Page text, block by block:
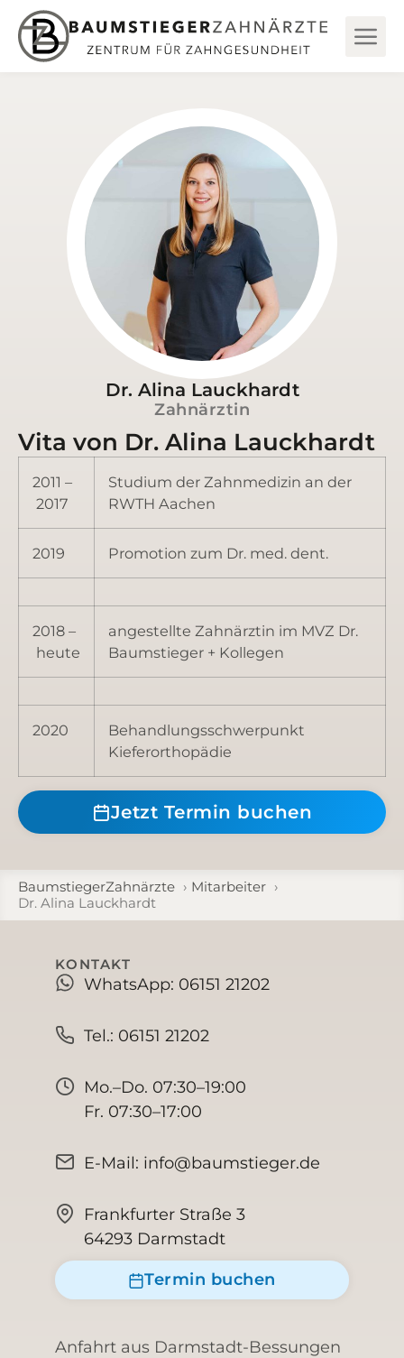
Dr. Alina Lauckhardt
Zahnärztin
Vita von Dr. Alina Lauckhardt
2011 –
2017
Stu­di­um der Zahn­me­di­zin an der
RWTH Aachen
2019 Pro­mo­ti­on zum Dr. med. dent.
2018 –
heute
ange­stell­te Zahn­ärz­tin im MVZ Dr.
Baum­stie­ger + Kollegen
2020
Behand­lungs­schwer­punkt
Kieferorthopädie
Jetzt Termin buchen
BaumstiegerZahnärzte
Mitarbeiter
Dr. Alina Lauckhardt
KONTAKT
WhatsApp: 06151 21202
Tel.: 06151 21202
Mo.–Do. 07:30–19:00
Fr. 07:30–17:00
E-Mail: info@baumstieger.de
Frankfurter Straße 3
64293 Darmstadt
Termin buchen
Anfahrt aus Darmstadt-Bessungen